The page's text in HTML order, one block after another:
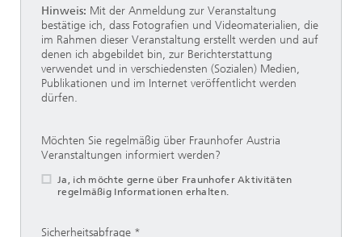
Hinweis: Mit der Anmeldung zur Veranstaltung
bestätige ich, dass Fotografien und Videomaterialien, die
im Rahmen dieser Veranstaltung erstellt werden und auf
denen ich abgebildet bin, zur Berichterstattung
verwendet und in verschiedensten (Sozialen) Medien,
Publikationen und im Internet veröffentlicht werden
dürfen.
Möchten Sie regelmäßig über Fraunhofer Austria
Veranstaltungen informiert werden?
Ja, ich möchte gerne über Fraunhofer Aktivitäten
regelmäßig Informationen erhalten.
Sicherheitsabfrage